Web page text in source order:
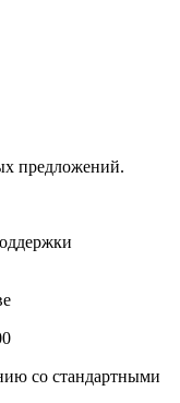
предложений.
со стандартными